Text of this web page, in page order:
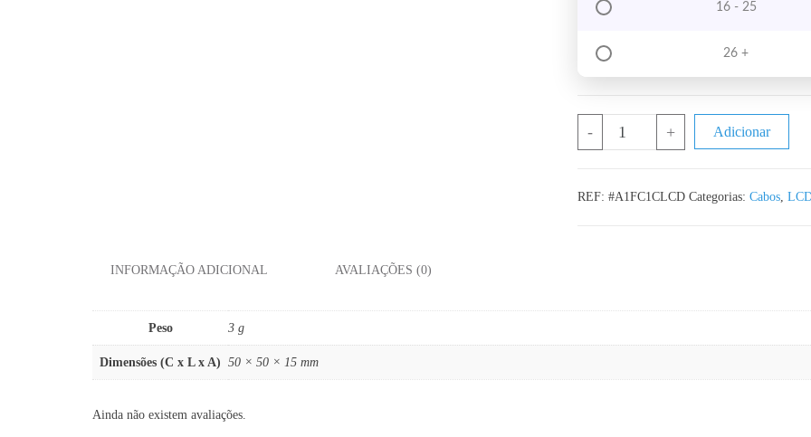
16 - 25
26 +
- + Adicionar
REF: #A1FC1CLCD Categorias: Cabos,
INFORMAÇÃO ADICIONAL AVALIAÇÕES (0)
Peso 3 g
Dimensões (C x L x A) 50 × 50 × 15 mm
Ainda não existem avaliações.